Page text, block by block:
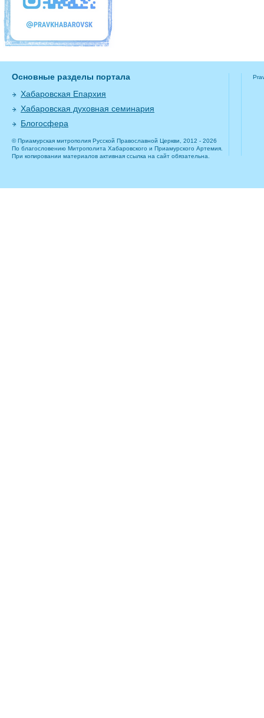
Основные разделы портала
Хабаровская Епархия
Хабаровская духовная семинария
Блогосфера
© Приамурская митрополия Русской Православной Церкви, 2012 - 2026
По благословению Митрополита Хабаровского и Приамурского Артемия.
При копировании материалов активная ссылка на сайт обязательна.